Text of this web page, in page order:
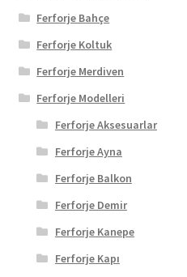
Ferforje Bahçe
Ferforje Koltuk
Ferforje Merdiven
Ferforje Modelleri
Ferforje Aksesuarlar
Ferforje Ayna
Ferforje Balkon
Ferforje Demir
Ferforje Kanepe
Ferforje Kapı